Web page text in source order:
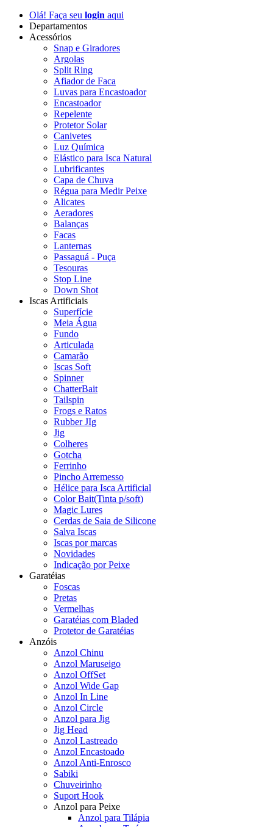
Olá! Faça seu login aqui
Departamentos
Acessórios
Snap e Giradores
Argolas
Split Ring
Afiador de Faca
Luvas para Encastoador
Encastoador
Repelente
Protetor Solar
Canivetes
Luz Química
Elástico para Isca Natural
Lubrificantes
Capa de Chuva
Régua para Medir Peixe
Alicates
Aeradores
Balanças
Facas
Lanternas
Passaguá - Puça
Tesouras
Stop Line
Down Shot
Iscas Artificiais
Superfície
Meia Água
Fundo
Articulada
Camarão
Iscas Soft
Spinner
ChatterBait
Tailspin
Frogs e Ratos
Rubber JIg
Jig
Colheres
Gotcha
Ferrinho
Pincho Arremesso
Hélice para Isca Artificial
Color Bait(Tinta p/soft)
Magic Lures
Cerdas de Saia de Silicone
Salva Iscas
Iscas por marcas
Novidades
Indicação por Peixe
Garatéias
Foscas
Pretas
Vermelhas
Garatéias com Bladed
Protetor de Garatéias
Anzóis
Anzol Chinu
Anzol Maruseigo
Anzol OffSet
Anzol Wide Gap
Anzol In Line
Anzol Circle
Anzol para Jig
Jig Head
Anzol Lastreado
Anzol Encastoado
Anzol Anti-Enrosco
Sabiki
Chuveirinho
Suport Hook
Anzol para Peixe
Anzol para Tilápia